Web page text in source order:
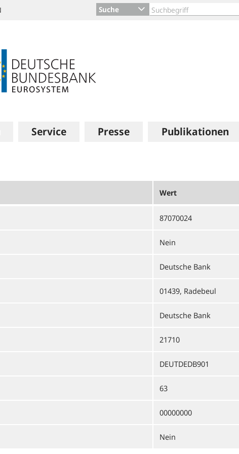
Suche
Service Presse Publikationen
Wert
87070024
Nein
Deutsche Bank
01439, Radebeul
Deutsche Bank
21710
DEUTDEDB901
63
00000000
Nein